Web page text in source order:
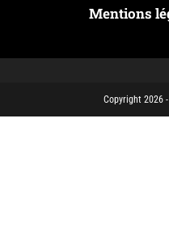
Mentions
Copyright 2026